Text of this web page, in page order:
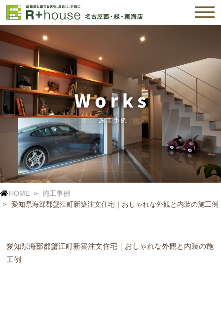
HOME
施工事例
愛知県海部郡蟹江町新築注文住宅｜おしゃれな外観と内装の施工例
愛知県海部郡蟹江町新築注文住宅｜おしゃれな外観と内装の施
工例